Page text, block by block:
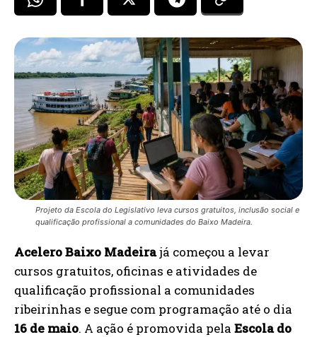
Projeto da Escola do Legislativo leva cursos gratuitos, inclusão social e
qualificação profissional a comunidades do Baixo Madeira.
Acelero Baixo Madeirajá começou a levar
cursos gratuitos, oficinas e atividades de
qualificação profissional a comunidades
ribeirinhas e segue com programação até o dia
16 de maio. A ação é promovida pela Escola do